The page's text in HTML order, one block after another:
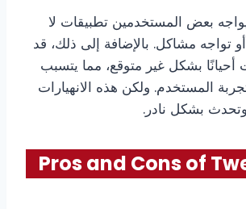
بعض المستخدمين تطبيقات لا
تواجه مشاكل. بالإضافة إلى ذلك، قد
أحيانًا بشكل غير متوقع، مما يتسبب
المستخدم. ولكن هذه الانهيارات
بشكل نادر.
Pros and Cons of